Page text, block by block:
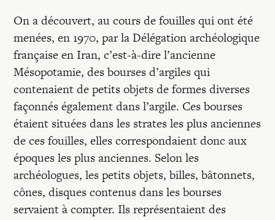
On a découvert, au cours de fouilles qui ont été
menées, en 1970, par la Délégation archéologique
française en Iran, c’est-à-dire l’ancienne
Mésopotamie, des bourses d’argiles qui
contenaient de petits objets de formes diverses
façonnés également dans l’argile. Ces bourses
étaient situées dans les strates les plus anciennes
de ces fouilles, elles correspondaient donc aux
époques les plus anciennes. Selon les
archéologues, les petits objets, billes, bâtonnets,
cônes, disques contenus dans les bourses
servaient à compter. Ils représentaient des